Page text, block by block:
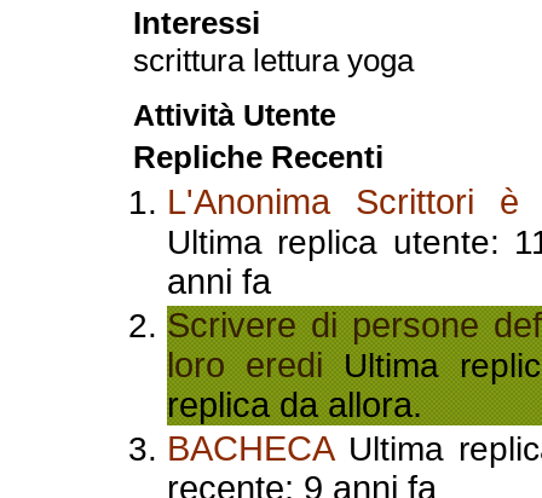
Interessi
scrittura lettura yoga
Attività Utente
Repliche Recenti
L'Anonima Scrittori
Ultima replica utente:
anni fa
Scrivere di persone
loro eredi Ultima
replica da allora.
BACHECAUltima
recente: 9 anni fa